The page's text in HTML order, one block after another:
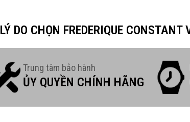
LÝ DO CHỌN FREDERIQUE
Trung tâm bảo hành
ỦY QUYỀN CHÍNH HÃNG